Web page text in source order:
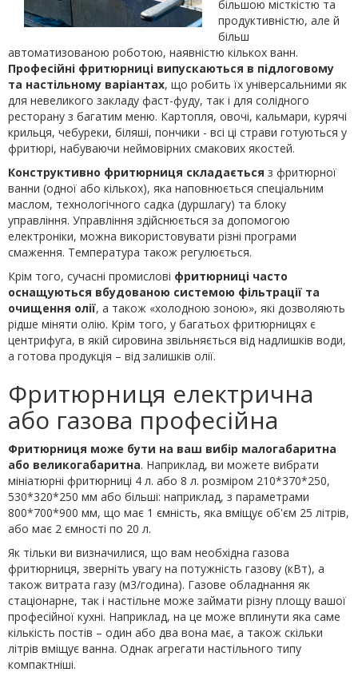
більшою місткістю та
продуктивністю, але й
більш
автоматизованою роботою, наявністю кількох ванн.
Професійні фритюрниці випускаються в підлоговому
та настільному варіантах, що робить їх універсальними як
для невеликого закладу фаст-фуду, так і для солідного
ресторану з багатим меню. Картопля, овочі, кальмари, курячі
крильця, чебуреки, біляші, пончики - всі ці страви готуються у
фритюрі, набуваючи неймовірних смакових якостей.
Конструктивно фритюрниця складається з фритюрної
ванни (одної або кількох), яка наповнюється спеціальним
маслом, технологічного садка (дуршлагу) та блоку
управління. Управління здійснюється за допомогою
електроніки, можна використовувати різні програми
смаження. Температура також регулюється.
Крім того, сучасні промислові фритюрниці часто
оснащуються вбудованою системою фільтрації та
очищення олії, а також «холодною зоною», які дозволяють
рідше міняти олію. Крім того, у багатьох фритюрницях є
центрифуга, в якій сировина звільняється від надлишків води,
а готова продукція – від залишків олії.
Фритюрниця електрична
або газова професійна
Фритюрниця може бути на ваш вибір малогабаритна
або великогабаритна. Наприклад, ви можете вибрати
мініатюрні фритюрниці 4 л. або 8 л. розміром 210*370*250,
530*320*250 мм або більші: наприклад, з параметрами
800*700*900 мм, що має 1 ємність, яка вміщує об'єм 25 літрів,
або має 2 ємності по 20 л.
Як тільки ви визначилися, що вам необхідна газова
фритюрниця, зверніть увагу на потужність газову (кВт), а
також витрата газу (м3/година). Газове обладнання як
стаціонарне, так і настільне може займати різну площу вашої
професійної кухні. Наприклад, на це може вплинути яка саме
кількість постів – один або два вона має, а також скільки
літрів вміщує ванна. Однак агрегати настільного типу
компактніші.